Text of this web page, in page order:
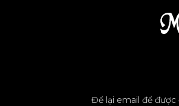
Để lại email để